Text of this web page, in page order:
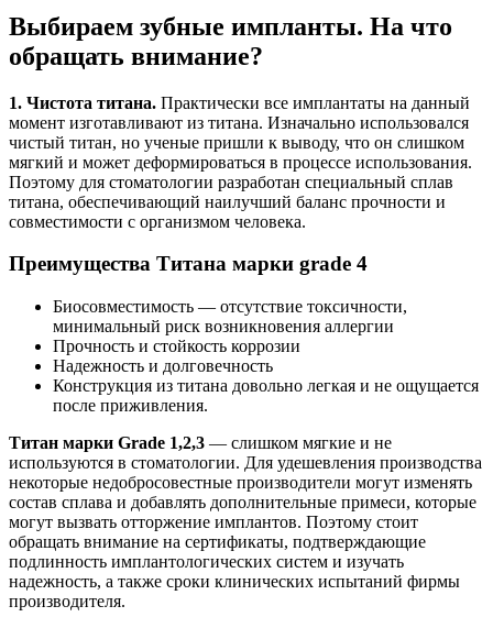
Выбираем зубные импланты. На что
обращать внимание?
1. Чистота титана. Практически все имплантаты на данный
момент изготавливают из титана. Изначально использовался
чистый титан, но ученые пришли к выводу, что он слишком
мягкий и может деформироваться в процессе использования.
Поэтому для стоматологии разработан специальный сплав
титана, обеспечивающий наилучший баланс прочности и
совместимости с организмом человека.
Преимущества Титана марки grade 4
Биосовместимость — отсутствие токсичности,
минимальный риск возникновения аллергии
Прочность и стойкость коррозии
Надежность и долговечность
Конструкция из титана довольно легкая и не ощущается
после приживления.
Титан марки Grade 1,2,3 — слишком мягкие и не
используются в стоматологии. Для удешевления производства
некоторые недобросовестные производители могут изменять
состав сплава и добавлять дополнительные примеси, которые
могут вызвать отторжение имплантов. Поэтому стоит
обращать внимание на сертификаты, подтверждающие
подлинность имплантологических систем и изучать
надежность, а также сроки клинических испытаний фирмы
производителя.